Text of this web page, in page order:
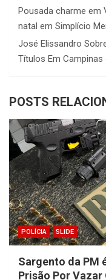
Pousada charme em
natal em Simplício
José Elissandro
Títulos Em Campinas
POSTS
POLÍCIA SLIDE
Sargento da PM
Prisão Por Vazar